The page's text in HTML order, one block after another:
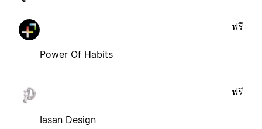
Power Of Habits
ฟรี
Iasan Design
ฟรี